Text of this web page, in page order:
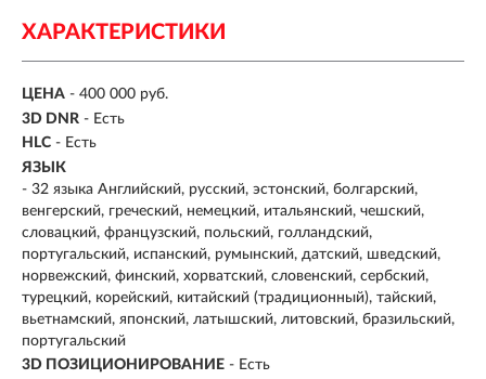
ХАРАКТЕРИСТИКИ
ЦЕНА - 400 000 руб.
3D DNR - Есть
HLC - Есть
ЯЗЫК
- 32 языка Английский, русский, эстонский, болгарский,
венгерский, греческий, немецкий, итальянский, чешский,
словацкий, французский, польский, голландский,
португальский, испанский, румынский, датский, шведский,
норвежский, финский, хорватский, словенский, сербский,
турецкий, корейский, китайский (традиционный), тайский,
вьетнамский, японский, латышский, литовский, бразильский,
португальский
3D ПОЗИЦИОНИРОВАНИЕ - Есть